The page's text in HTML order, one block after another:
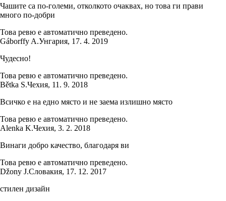
Чашите са по-големи, отколкото очаквах, но това ги прави
много по-добри
Това ревю е автоматично преведено.
Gáborffy A.Унгария, 17. 4. 2019
Чудесно!
Това ревю е автоматично преведено.
Bětka S.Чехия, 11. 9. 2018
Всичко е на едно място и не заема излишно място
Това ревю е автоматично преведено.
Alenka K.Чехия, 3. 2. 2018
Винаги добро качество, благодаря ви
Това ревю е автоматично преведено.
Džony J.Словакия, 17. 12. 2017
стилен дизайн